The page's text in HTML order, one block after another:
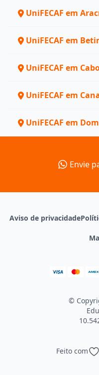
UniFECAF em
UniFECAF em
UniFECAF em
UniFECAF em
UniFECAF em
Envie
Aviso de privacidade
©
Feito com